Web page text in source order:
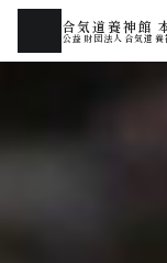
合気道養神館
公益財団法人合気道養